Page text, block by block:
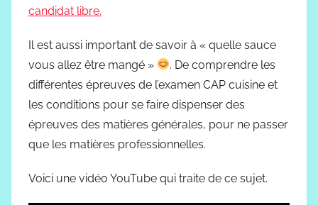
candidat libre.
Il est aussi important de savoir à « quelle sauce
vous allez être mangé »
. De comprendre les
différentes épreuves de l’examen CAP cuisine et
les conditions pour se faire dispenser des
épreuves des matières générales, pour ne passer
que les matières professionnelles.
Voici une vidéo YouTube qui traite de ce sujet.